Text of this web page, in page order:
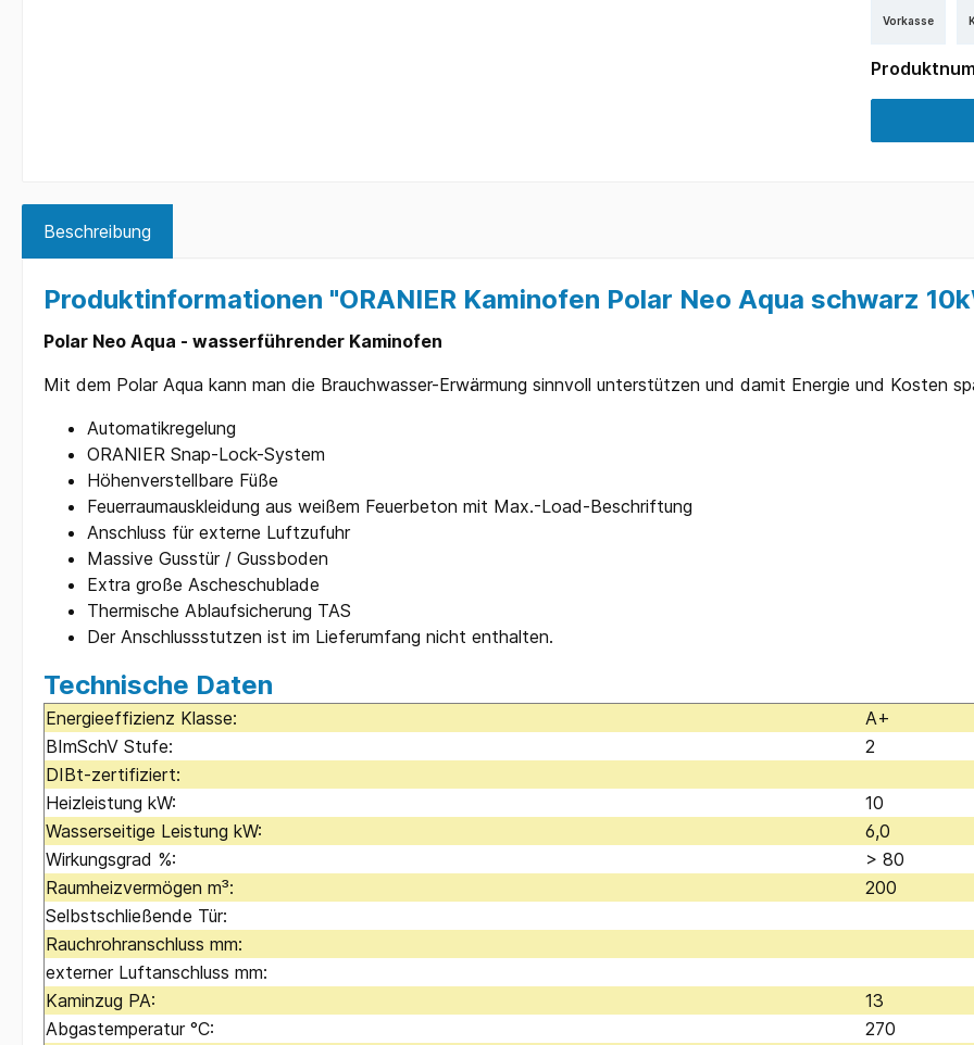
Vorkasse
Beschreibung
Produktinformationen "ORANIER Kaminofen Polar Neo Aqua schwarz
Polar Neo Aqua - wasserführender Kaminofen
Mit dem Polar Aqua kann man die Brauchwasser-Erwärmung sinnvoll unterstützen und damit Energie und Kosten
Automatikregelung
ORANIER Snap-Lock-System
Höhenverstellbare Füße
Feuerraumauskleidung aus weißem Feuerbeton mit Max.-Load-Beschriftung
Anschluss für externe Luftzufuhr
Massive Gusstür / Gussboden
Extra große Ascheschublade
Thermische Ablaufsicherung TAS
Der Anschlussstutzen ist im Lieferumfang nicht enthalten.
Technische Daten
Energieeffizienz Klasse:
A+
BImSchV Stufe:
2
DIBt-zertifiziert:
Heizleistung kW:
10
Wasserseitige Leistung kW:
6,0
Wirkungsgrad %:
> 80
Raumheizvermögen m³:
200
Selbstschließende Tür:
Rauchrohranschluss mm:
externer Luftanschluss mm:
Kaminzug PA:
13
Abgastemperatur °C:
270